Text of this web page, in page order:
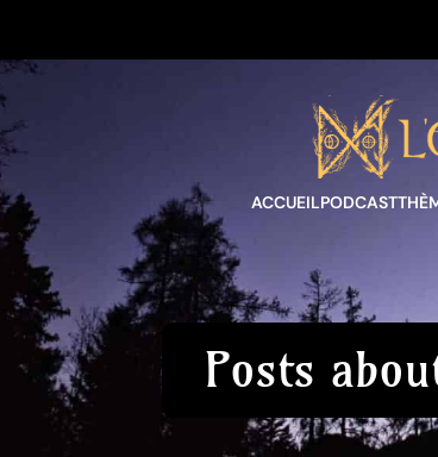
ACCUEILPODCAST
Posts